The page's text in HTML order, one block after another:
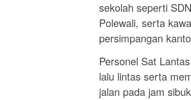
sekolah seperti
Polewali, serta
persimpangan
Personel Sat
lalu lintas serta
jalan pada jam